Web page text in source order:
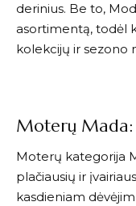
derinius. Be to,
asortimentą, todėl
kolekcijų ir sezono
Moterų Mada:
Moterų kategorija
plačiausių ir
kasdieniam